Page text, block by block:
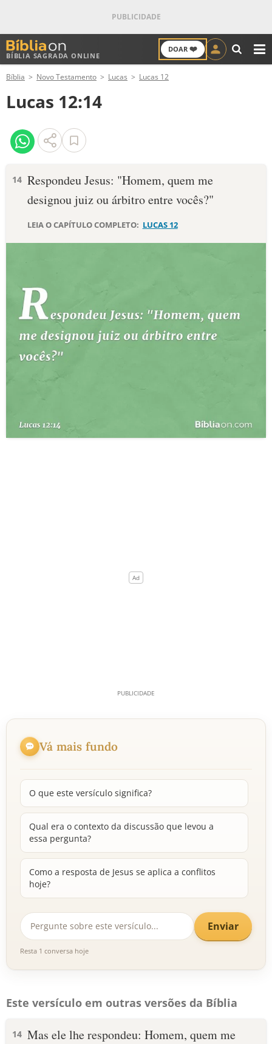
BÍBLIA SAGRADA ONLINE
DOAR ❤️
ANTIGO TESTAMENTO
NOVO TESTAMENTO
VERSÍCULOS
PALAVRA DO DIA
10 MANDAMENTOS
ESTUDOS BÍBLICOS
ESBOÇOS DE PREGAÇÃO
PERGUNTE À BÍBLIA
Bíblia Novo Testamento Lucas Lucas 12
Lucas 12:14
14 Respondeu Jesus: "Homem, quem me
designou juiz ou árbitro entre vocês?"
LEIA O CAPÍTULO COMPLETO: LUCAS 12
Vá mais fundo
O que este versículo significa?
Qual era o contexto da discussão que levou a
essa pergunta?
Como a resposta de Jesus se aplica a conflitos
hoje?
Enviar
Resta 1 conversa hoje
Este versículo em outras versões da Bíblia
14 Mas ele lhe respondeu: Homem, quem me